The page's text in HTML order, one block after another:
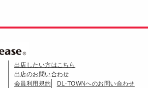
出店したい方はこちら
出店のお問い合わせ
会員利用規約 DL-TOWNへのお問い合わせ